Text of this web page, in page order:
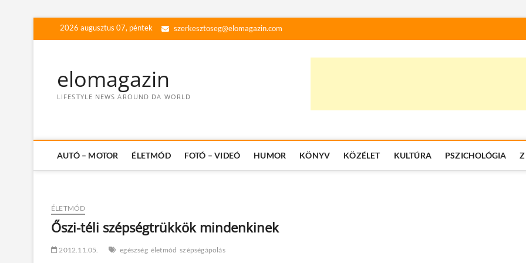
2026 augusztus 07, péntek szerkesztoseg@elomagazin.com
elomagazin
LIFESTYLE NEWS AROUND DA WORLD
AUTÓ – MOTOR ÉLETMÓD FOTÓ – VIDEÓ HUMOR KÖNYV KÖZÉLET KULTÚRA PSZICHOLÓGIA
ÉLETMÓD
Őszi-téli szépségtrükkök mindenkinek
2012.11.05. egészség életmód szépségápolás